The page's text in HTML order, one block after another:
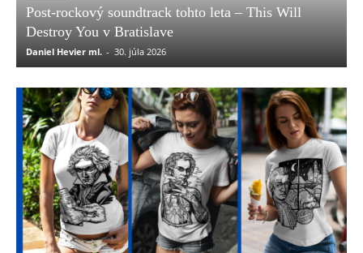
Post-rockový soundtrack tohto leta – This Will
Destroy You v Bratislave
Daniel Hevier ml. - 30. júla 2026